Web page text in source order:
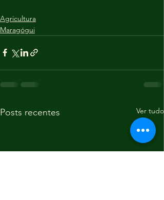
Agricultura
Maragógui
Posts recentes Ver tudo